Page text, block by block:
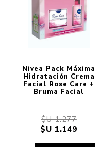
Nivea Pack Máxima
Hidratación Crema
Facial Rose Care +
Bruma Facial
$U 1.277
$U 1.149